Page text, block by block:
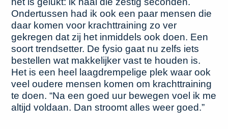
Ondertussen had ik ook een paar mensen die
daar komen voor krachttraining zo ver
gekregen dat zij het inmiddels ook doen. Een
soort trendsetter. De fysio gaat nu zelfs iets
bestellen wat makkelijker vast te houden is.
Het is een heel laagdrempelige plek waar ook
veel oudere mensen komen om krachttraining
te doen. “Na een goed uur bewegen voel ik me
altijd voldaan. Dan stroomt alles weer goed.”